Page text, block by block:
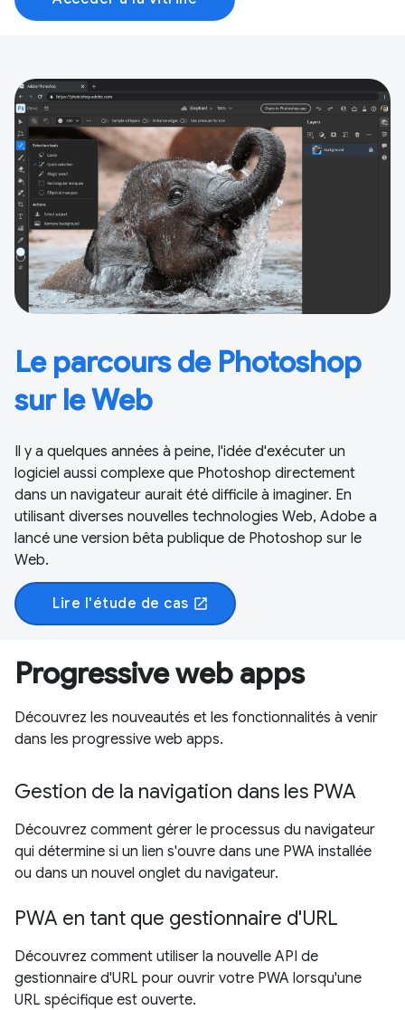
Le parcours de Photoshop
sur le Web
Il y a quelques années à peine, l'idée d'exécuter un
logiciel aussi complexe que Photoshop directement
dans un navigateur aurait été difficile à imaginer. En
utilisant diverses nouvelles technologies Web, Adobe a
lancé une version bêta publique de Photoshop sur le
Web.
Lire l'étude de cas open_in_new
Progressive web apps
Découvrez les nouveautés et les fonctionnalités à venir
dans les progressive web apps.
Gestion de la navigation dans les PWA
Découvrez comment gérer le processus du navigateur
qui détermine si un lien s'ouvre dans une PWA installée
ou dans un nouvel onglet du navigateur.
PWA en tant que gestionnaire d'URL
Découvrez comment utiliser la nouvelle API de
gestionnaire d'URL pour ouvrir votre PWA lorsqu'une
URL spécifique est ouverte.